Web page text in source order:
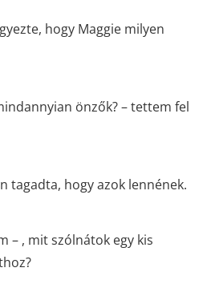
hogy Maggie milyen
önzők? – tettem fel
tagadta, hogy azok lennének.
– , mit szólnátok egy kis